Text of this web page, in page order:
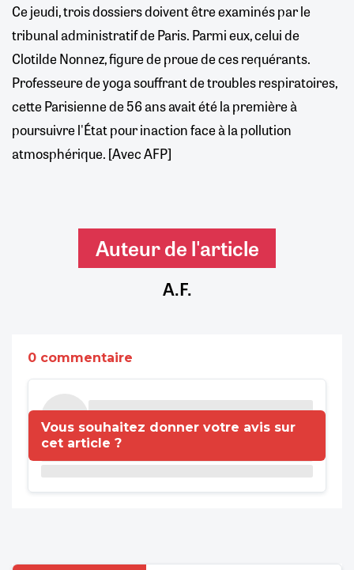
Ce jeudi, trois dossiers doivent être examinés par le
tribunal administratif de Paris. Parmi eux, celui de
Clotilde Nonnez, figure de proue de ces requérants.
Professeure de yoga souffrant de troubles respiratoires,
cette Parisienne de 56 ans avait été la première à
poursuivre l'État pour inaction face à la pollution
atmosphérique. [Avec AFP]
Auteur de l'article
A.F.
0 commentaire
Vous souhaitez donner votre avis sur
cet article ?